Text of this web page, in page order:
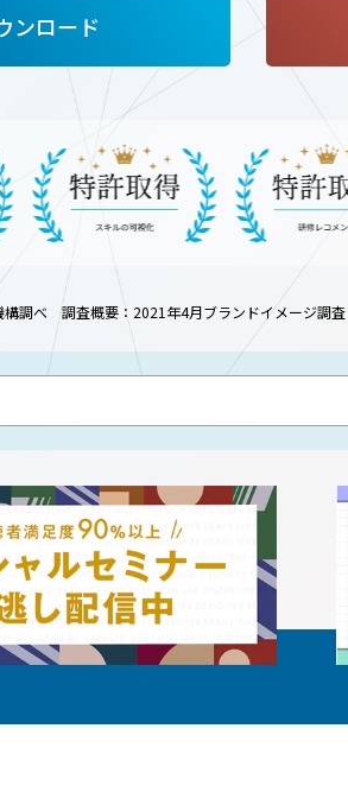
ンロード
構調べ調査概要：2021年4月ブランドイメージ調査